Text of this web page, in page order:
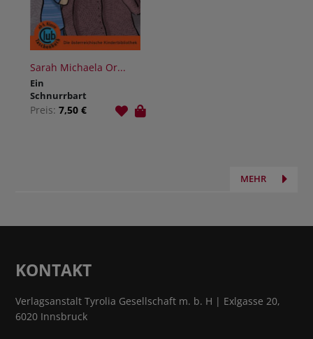
Sarah Michaela Or...
Ein
Schnurrbart
erobert die
Preis: 7,50 €
MEHR
KONTAKT
Verlagsanstalt Tyrolia Gesellschaft m. b. H | Exlgasse 20,
6020 Innsbruck